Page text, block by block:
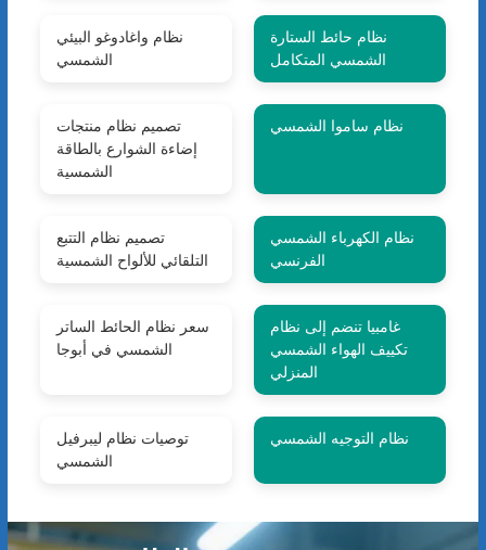
نظام واغادوغو البيئي
الشمسي
نظام حائط الستارة
الشمسي المتكامل
تصميم نظام منتجات
إضاءة الشوارع بالطاقة
الشمسية
نظام ساموا الشمسي
تصميم نظام التتبع
التلقائي للألواح الشمسية
نظام الكهرباء الشمسي
الفرنسي
سعر نظام الحائط الساتر
الشمسي في أبوجا
غامبيا تنضم إلى نظام
تكييف الهواء الشمسي
المنزلي
توصيات نظام ليبرفيل
الشمسي
نظام التوجيه الشمسي